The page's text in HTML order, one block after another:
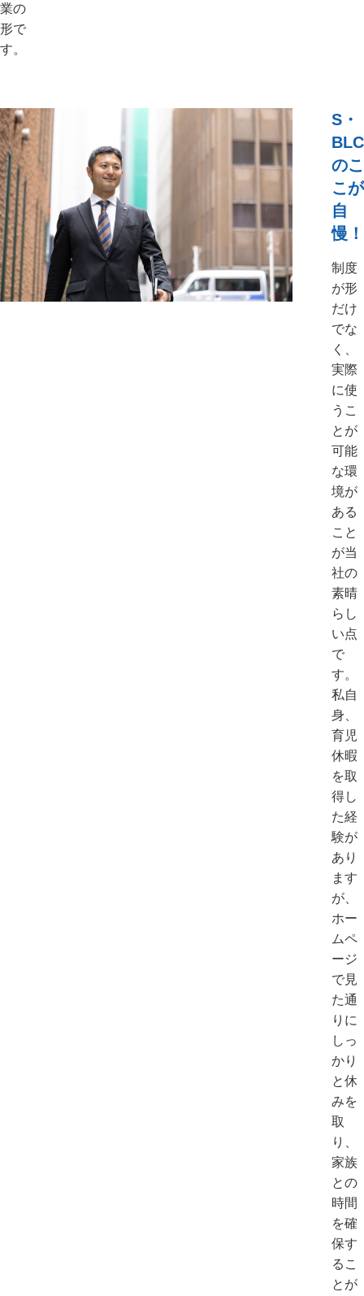
業の
形で
す。
S・
BLC
のこ
こが
自
慢！
制度
が形
だけ
でな
く、
実際
に使
うこ
とが
可能
な環
境が
ある
こと
が当
社の
素晴
らし
い点
で
す。
私自
身、
育児
休暇
を取
得し
た経
験が
あり
ます
が、
ホー
ムペ
ージ
で見
た通
りに
しっ
かり
と休
みを
取
り、
家族
との
時間
を確
保す
るこ
とが